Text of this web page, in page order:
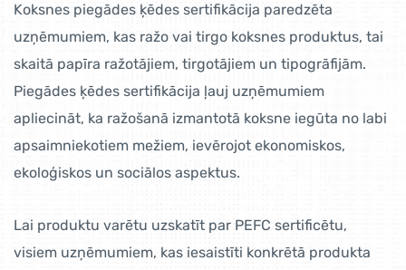
Koksnes piegādes ķēdes sertifikācija paredzēta
uzņēmumiem, kas ražo vai tirgo koksnes produktus, tai
skaitā papīra ražotājiem, tirgotājiem un tipogrāfijām.
Piegādes ķēdes sertifikācija ļauj uzņēmumiem
apliecināt, ka ražošanā izmantotā koksne iegūta no labi
apsaimniekotiem mežiem, ievērojot ekonomiskos,
ekoloģiskos un sociālos aspektus.
Lai produktu varētu uzskatīt par PEFC sertificētu,
visiem uzņēmumiem, kas iesaistīti konkrētā produkta